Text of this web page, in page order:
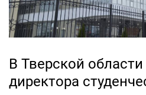
В Тверской
директора